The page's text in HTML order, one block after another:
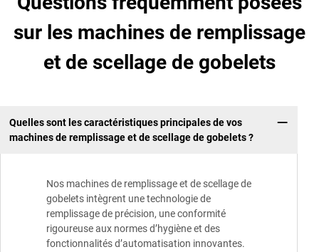
sur les machines de remplissage
et de scellage de gobelets
Quelles sont les caractéristiques principales de vos
machines de remplissage et de scellage de gobelets ?
Nos machines de remplissage et de scellage de
gobelets intègrent une technologie de
remplissage de précision, une conformité
rigoureuse aux normes d’hygiène et des
fonctionnalités d’automatisation innovantes.